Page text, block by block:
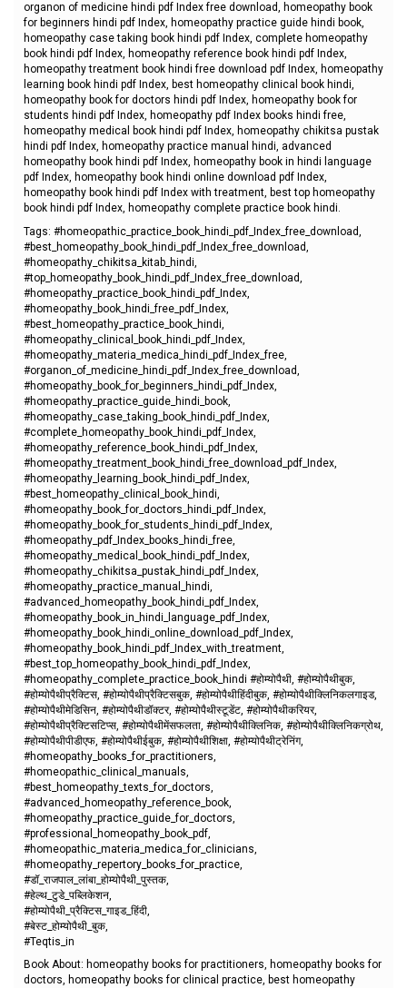
organon of medicine hindi pdf Index free download, homeopathy book
for beginners hindi pdf Index, homeopathy practice guide hindi book,
homeopathy case taking book hindi pdf Index, complete homeopathy
book hindi pdf Index, homeopathy reference book hindi pdf Index,
homeopathy treatment book hindi free download pdf Index, homeopathy
learning book hindi pdf Index, best homeopathy clinical book hindi,
homeopathy book for doctors hindi pdf Index, homeopathy book for
students hindi pdf Index, homeopathy pdf Index books hindi free,
homeopathy medical book hindi pdf Index, homeopathy chikitsa pustak
hindi pdf Index, homeopathy practice manual hindi, advanced
homeopathy book hindi pdf Index, homeopathy book in hindi language
pdf Index, homeopathy book hindi online download pdf Index,
homeopathy book hindi pdf Index with treatment, best top homeopathy
book hindi pdf Index, homeopathy complete practice book hindi.
Tags: #homeopathic_practice_book_hindi_pdf_Index_free_download,
#best_homeopathy_book_hindi_pdf_Index_free_download,
#homeopathy_chikitsa_kitab_hindi,
#top_homeopathy_book_hindi_pdf_Index_free_download,
#homeopathy_practice_book_hindi_pdf_Index,
#homeopathy_book_hindi_free_pdf_Index,
#best_homeopathy_practice_book_hindi,
#homeopathy_clinical_book_hindi_pdf_Index,
#homeopathy_materia_medica_hindi_pdf_Index_free,
#organon_of_medicine_hindi_pdf_Index_free_download,
#homeopathy_book_for_beginners_hindi_pdf_Index,
#homeopathy_practice_guide_hindi_book,
#homeopathy_case_taking_book_hindi_pdf_Index,
#complete_homeopathy_book_hindi_pdf_Index,
#homeopathy_reference_book_hindi_pdf_Index,
#homeopathy_treatment_book_hindi_free_download_pdf_Index,
#homeopathy_learning_book_hindi_pdf_Index,
#best_homeopathy_clinical_book_hindi,
#homeopathy_book_for_doctors_hindi_pdf_Index,
#homeopathy_book_for_students_hindi_pdf_Index,
#homeopathy_pdf_Index_books_hindi_free,
#homeopathy_medical_book_hindi_pdf_Index,
#homeopathy_chikitsa_pustak_hindi_pdf_Index,
#homeopathy_practice_manual_hindi,
#advanced_homeopathy_book_hindi_pdf_Index,
#homeopathy_book_in_hindi_language_pdf_Index,
#homeopathy_book_hindi_online_download_pdf_Index,
#homeopathy_book_hindi_pdf_Index_with_treatment,
#best_top_homeopathy_book_hindi_pdf_Index,
#homeopathy_complete_practice_book_hindi #होम्योपैथी, #होम्योपैथीबुक,
#होम्योपैथीप्रैक्टिस, #होम्योपैथीप्रैक्टिसबुक, #होम्योपैथीहिंदीबुक, #होम्योपैथीक्लिनिकलगाइड,
#होम्योपैथीमेडिसिन, #होम्योपैथीडॉक्टर, #होम्योपैथीस्टूडेंट, #होम्योपैथीकरियर,
#होम्योपैथीप्रैक्टिसटिप्स, #होम्योपैथीमेंसफलता, #होम्योपैथीक्लिनिक, #होम्योपैथीक्लिनिकग्रोथ,
#होम्योपैथीपीडीएफ, #होम्योपैथीईबुक, #होम्योपैथीशिक्षा, #होम्योपैथीट्रेनिंग,
#homeopathy_books_for_practitioners,
#homeopathic_clinical_manuals,
#best_homeopathy_texts_for_doctors,
#advanced_homeopathy_reference_book,
#homeopathy_practice_guide_for_doctors,
#professional_homeopathy_book_pdf,
#homeopathic_materia_medica_for_clinicians,
#homeopathy_repertory_books_for_practice,
#डॉ_राजपाल_लांबा_होम्योपैथी_पुस्तक,
#हेल्थ_टुडे_पब्लिकेशन,
#होम्योपैथी_प्रैक्टिस_गाइड_हिंदी,
#बेस्ट_होम्योपैथी_बुक,
#Teqtis_in
Book About: homeopathy books for practitioners, homeopathy books for
doctors, homeopathy books for clinical practice, best homeopathy